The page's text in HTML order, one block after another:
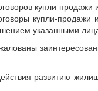
купли-
купли-
указанными
развитию